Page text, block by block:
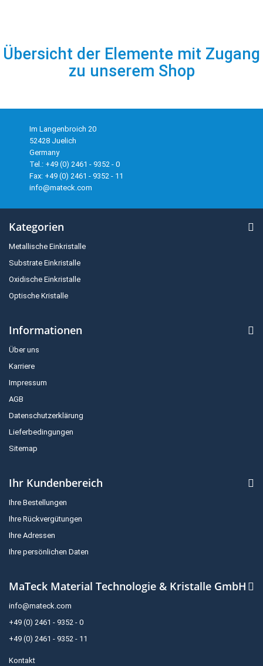
Übersicht der Elemente mit Zugang
zu unserem Shop
Im Langenbroich 20
52428 Juelich
Germany
Tel.: +49 (0) 2461 - 9352 - 0
Fax: +49 (0) 2461 - 9352 - 11
info@mateck.com
Kategorien
Metallische Einkristalle
Substrate Einkristalle
Oxidische Einkristalle
Optische Kristalle
Informationen
Über uns
Karriere
Impressum
AGB
Datenschutzerklärung
Lieferbedingungen
Sitemap
Ihr Kundenbereich
Ihre Bestellungen
Ihre Rückvergütungen
Ihre Adressen
Ihre persönlichen Daten
MaTeck Material Technologie & Kristalle GmbH
info@mateck.com
+49 (0) 2461 - 9352 - 0
+49 (0) 2461 - 9352 - 11
Kontakt